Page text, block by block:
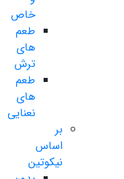
خاص
طعم
های
ترش
طعم
های
نعنایی
بر
اساس
نیکوتین